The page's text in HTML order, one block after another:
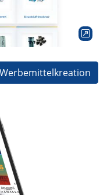
Werbemittelkreation
"ubisoft+"
Media
Shopware 6